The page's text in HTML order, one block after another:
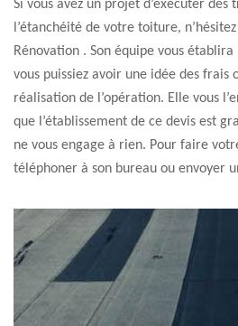
Si vous avez un projet d’exécuter des
l’étanchéité de votre toiture,
Rénovation . Son équipe vous
vous puissiez avoir une idée des frais
réalisation de l’opération. Elle vous
que l’établissement de ce devis est
ne vous engage à rien. Pour faire
téléphoner à son bureau ou envoyer